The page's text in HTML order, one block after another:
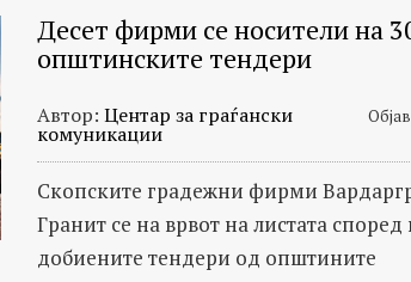
Десет фирми се носители на
општинските тендери
Автор: Центар за граѓански
комуникации
Скопските градежни фирми
Гранит се на врвот на листата
добиените тендери од општините